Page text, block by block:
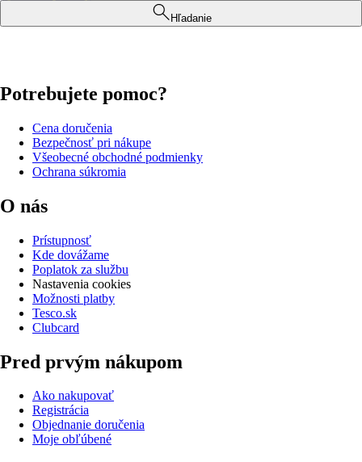
Hľadanie
Potrebujete pomoc?
Cena doručenia
Bezpečnosť pri nákupe
Všeobecné obchodné podmienky
Ochrana súkromia
O nás
Prístupnosť
Kde dovážame
Poplatok za službu
Nastavenia cookies
Možnosti platby
Tesco.sk
Clubcard
Pred prvým nákupom
Ako nakupovať
Registrácia
Objednanie doručenia
Moje obľúbené